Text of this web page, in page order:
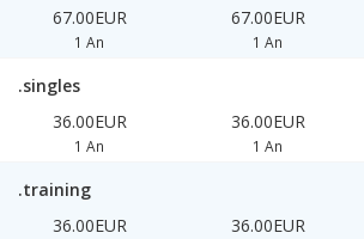
67.00EUR
1 An
67.00EUR
1 An
.singles
36.00EUR
1 An
36.00EUR
1 An
.training
36.00EUR
36.00EUR